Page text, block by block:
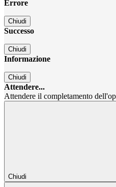
Errore
Chiudi
Successo
Chiudi
Informazione
Chiudi
Attendere...
Attendere il completamento
Chiudi